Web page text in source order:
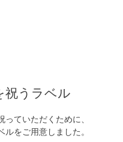
祝うラベル
ていただくために、
をご用意しました。